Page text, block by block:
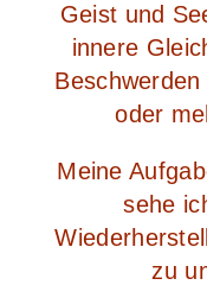
Geist und
innere
oder
Meine
sehe
zu